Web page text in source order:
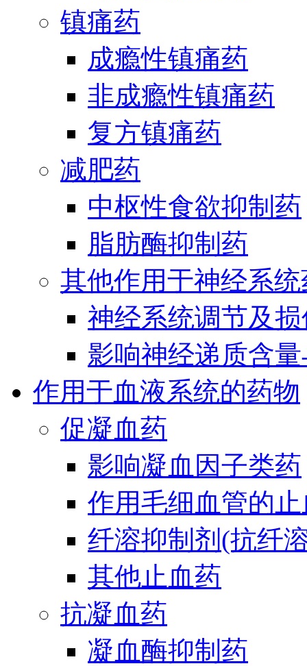
镇痛药
成瘾性镇痛药
非成瘾性镇痛药
复方镇痛药
减肥药
中枢性食欲抑制药
脂肪酶抑制药
其他作用于神经系统
神经系统调节及
影响神经递质含
作用于血液系统的药物
促凝血药
影响凝血因子类药
作用毛细血管的
纤溶抑制剂(抗纤
其他止血药
抗凝血药
凝血酶抑制药